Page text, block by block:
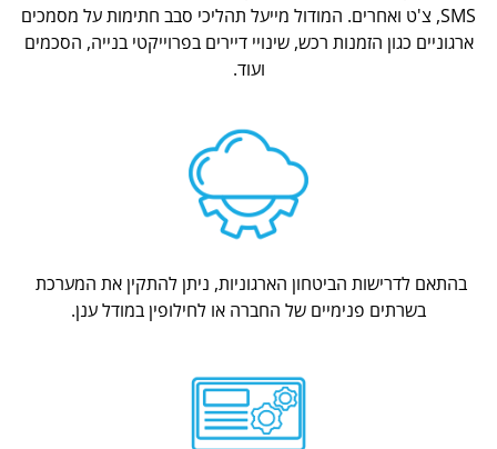
SMS, צ'ט ואחרים. המודול מייעל תהליכי סבב חתימות על מסמכים
ארגוניים כגון הזמנות רכש, שינויי דיירים בפרוייקטי בנייה, הסכמים
ועוד.
בהתאם לדרישות הביטחון הארגוניות, ניתן להתקין את המערכת
בשרתים פנימיים של החברה או לחילופין במודל ענן.